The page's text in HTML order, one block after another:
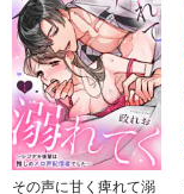
その声に甘く痺れて溺